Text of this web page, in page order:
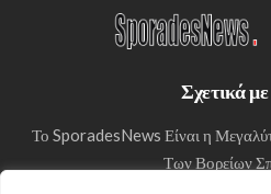
Σχετικά
Το SporadesNews Είναι η
Των Βορείων